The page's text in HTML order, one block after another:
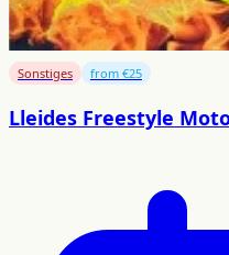
Sonstiges from €25
Lleides Freestyle